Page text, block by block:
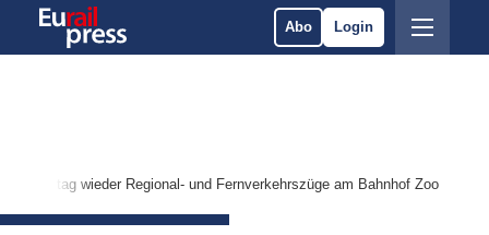
Abo Login
Donnerstag wieder Regional- und Fernverkehrszüge am Bahnhof Zoo